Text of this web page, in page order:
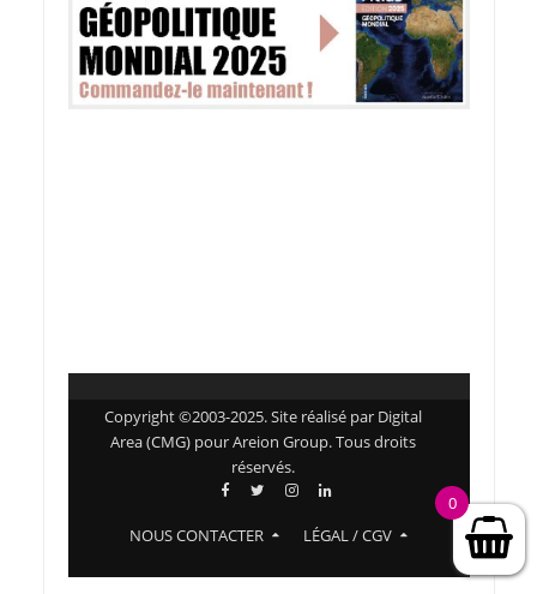
Copyright ©2003-2025. Site réalisé par Digital
Area (CMG) pour Areion Group. Tous droits
réservés.
NOUS CONTACTER LÉGAL / CGV
0